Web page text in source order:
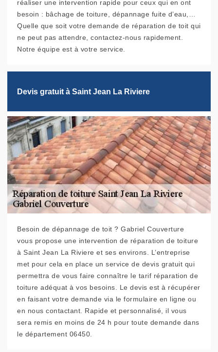
réaliser une intervention rapide pour ceux qui en ont
besoin : bâchage de toiture, dépannage fuite d’eau,…
Quelle que soit votre demande de réparation de toit qui
ne peut pas attendre, contactez-nous rapidement.
Notre équipe est à votre service.
Devis gratuit à Saint Jean La Riviere
Besoin de dépannage de toit ? Gabriel Couverture
vous propose une intervention de réparation de toiture
à Saint Jean La Riviere et ses environs. L’entreprise
met pour cela en place un service de devis gratuit qui
permettra de vous faire connaître le tarif réparation de
toiture adéquat à vos besoins. Le devis est à récupérer
en faisant votre demande via le formulaire en ligne ou
en nous contactant. Rapide et personnalisé, il vous
sera remis en moins de 24 h pour toute demande dans
le département 06450.